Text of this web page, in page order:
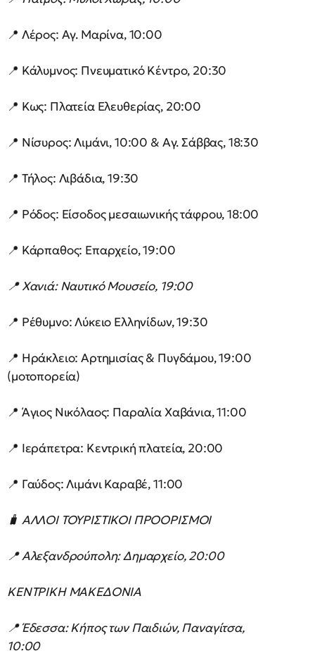
📍 Λέρος: Αγ. Μαρίνα, 10:00
📍 Κάλυμνος: Πνευματικό Κέντρο, 20:30
📍 Κως: Πλατεία Ελευθερίας, 20:00
📍 Νίσυρος: Λιμάνι, 10:00 & Αγ. Σάββας, 18:30
📍 Τήλος: Λιβάδια, 19:30
📍 Ρόδος: Είσοδος μεσαιωνικής τάφρου, 18:00
📍 Κάρπαθος: Επαρχείο, 19:00
📍 Χανιά: Ναυτικό Μουσείο, 19:00
📍 Ρέθυμνο: Λύκειο Ελληνίδων, 19:30
📍 Ηράκλειο: Αρτημισίας & Πυγδάμου, 19:00
(μοτοπορεία)
📍 Άγιος Νικόλαος: Παραλία Χαβάνια, 11:00
📍 Ιεράπετρα: Κεντρική πλατεία, 20:00
📍 Γαύδος: Λιμάνι Καραβέ, 11:00
🧳 ΑΛΛΟΙ ΤΟΥΡΙΣΤΙΚΟΙ ΠΡΟΟΡΙΣΜΟΙ
📍 Αλεξανδρούπολη: Δημαρχείο, 20:00
ΚΕΝΤΡΙΚΗ ΜΑΚΕΔΟΝΙΑ
📍 Έδεσσα: Κήπος των Παιδιών, Παναγίτσα,
10:00